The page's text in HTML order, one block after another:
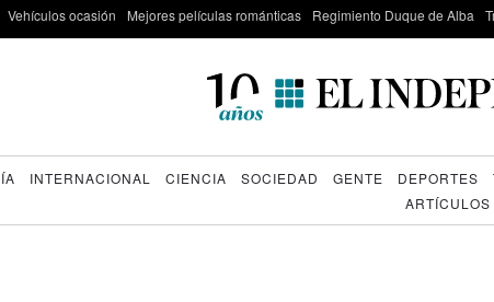
Vehículos ocasión Mejores películas románticas Regimiento Duque de Alba
INTERNACIONAL CIENCIA SOCIEDAD GENTE DEPORTES
ARTÍCULOS